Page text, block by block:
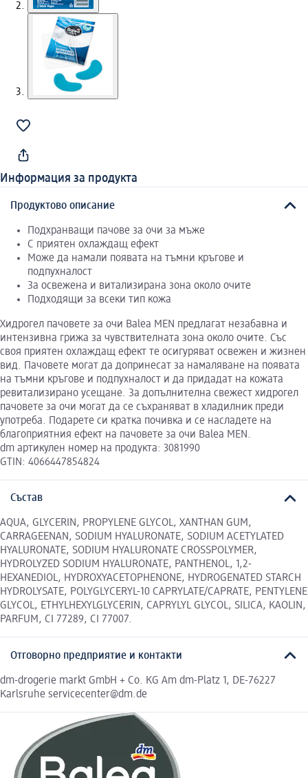
Информация за продукта
Продуктово описание
Подхранващи пачове за очи за мъже
С приятен охлаждащ ефект
Може да намали появата на тъмни кръгове и
подпухналост
За освежена и витализирана зона около очите
Подходящи за всеки тип кожа
Хидрогел пачовете за очи Balea MEN предлагат незабавна и
интензивна грижа за чувствителната зона около очите. Със
своя приятен охлаждащ ефект те осигуряват освежен и жизнен
вид. Пачовете могат да допринесат за намаляване на появата
на тъмни кръгове и подпухналост и да придадат на кожата
ревитализирано усещане. За допълнителна свежест хидрогел
пачовете за очи могат да се съхраняват в хладилник преди
употреба. Подарете си кратка почивка и се насладете на
благоприятния ефект на пачовете за очи Balea MEN.
dm артикулен номер на продукта: 3081990
GTIN: 4066447854824
Състав
AQUA, GLYCERIN, PROPYLENE GLYCOL, XANTHAN GUM,
CARRAGEENAN, SODIUM HYALURONATE, SODIUM ACETYLATED
HYALURONATE, SODIUM HYALURONATE CROSSPOLYMER,
HYDROLYZED SODIUM HYALURONATE, PANTHENOL, 1,2-
HEXANEDIOL, HYDROXYACETOPHENONE, HYDROGENATED STARCH
HYDROLYSATE, POLYGLYCERYL-10 CAPRYLATE/CAPRATE, PENTYLENE
GLYCOL, ETHYLHEXYLGLYCERIN, CAPRYLYL GLYCOL, SILICA, KAOLIN,
PARFUM, CI 77289, CI 77007.
Отговорно предприятие и контакти
dm-drogerie markt GmbH + Co. KG Am dm-Platz 1, DE-76227
Karlsruhe servicecenter@dm.de